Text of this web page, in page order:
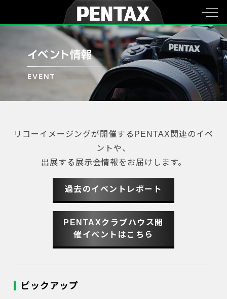
リコーイメージングが開催するPENTAX関連のイベ
ントや、
出展する展示会情報をお届けします。
過去のイベントレポート
PENTAXクラブハウス開
催イベントはこちら
ピックアップ